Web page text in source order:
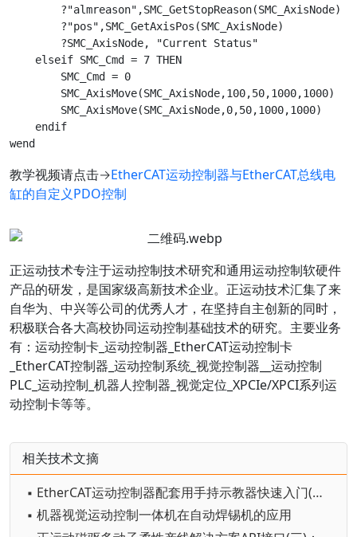
?"almreason",SMC_GetStopReason(SMC_AxisNode)		'电缸0 当前报警原因
?"pos",SMC_GetAxisPos(SMC_AxisNode)				'电缸0 当前位置 JOG不计位置
?SMC_AxisNode, "Current Status"
elseif SMC_Cmd = 7 THEN
SMC_Cmd = 0
SMC_AxisMove(SMC_AxisNode,100,50,1000,1000)		'电缸0 定位 绝对位置100 速度50 加速度1000 减速度1000
SMC_AxisMove(SMC_AxisNode,0,50,1000,1000)			'电缸0 定位 绝对位置0   速度50 加速度1000 减速度1000
endif
教学视频请点击→EtherCAT运动控制器与EtherCAT总线电
缸的自定义PDO控制
正运动技术专注于运动控制技术研究和通用运动控制软硬件
产品的研发，是国家级高新技术企业。正运动技术汇集了来
自华为、中兴等公司的优秀人才，在坚持自主创新的同时，
积极联合各大高校协同运动控制基础技术的研究。主要业务
有：运动控制卡_运动控制器_EtherCAT运动控制卡
_EtherCAT控制器_运动控制系统_视觉控制器__运动控制
PLC_运动控制_机器人控制器_视觉定位_XPCIe/XPCI系列运
动控制卡等等。
相关技术文摘
▪ EtherCAT运动控制器配套用手持示教器快速入门(二)：物理按键的使用
▪ 机器视觉运动控制一体机在自动焊锡机的应用